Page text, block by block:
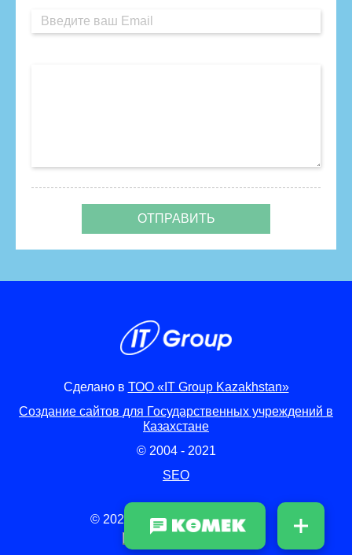
Сделано в ТОО «IT Group Kazakhstan»
Создание сайтов для Государственных учреждений в
Казахстане
© 2004 - 2021
SEO
© 2021 Все права защищены